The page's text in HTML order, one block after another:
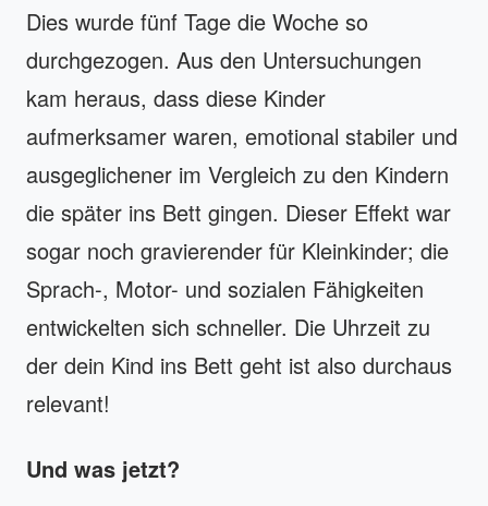
Dies wurde fünf Tage die Woche so
durchgezogen. Aus den Untersuchungen
kam heraus, dass diese Kinder
aufmerksamer waren, emotional stabiler und
ausgeglichener im Vergleich zu den Kindern
die später ins Bett gingen. Dieser Effekt war
sogar noch gravierender für Kleinkinder; die
Sprach-, Motor- und sozialen Fähigkeiten
entwickelten sich schneller. Die Uhrzeit zu
der dein Kind ins Bett geht ist also durchaus
relevant!
Und was jetzt?